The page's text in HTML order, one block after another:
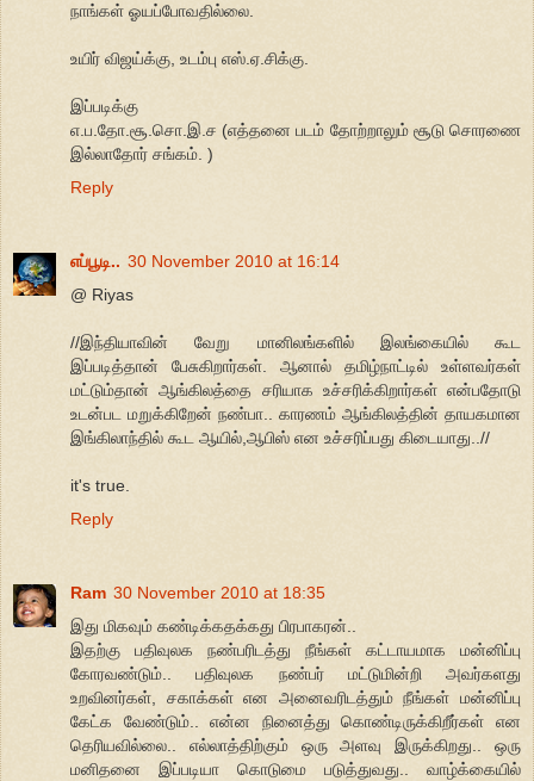
நாங்கள் ஓயப்போவதில்லை.
உயிர் விஜய்க்கு, உடம்பு எஸ்.ஏ.சிக்கு.
இப்படிக்கு
எ.ப.தோ.சூ.சொ.இ.ச (எத்தனை படம் தோற்றாலும் சூடு சொரணை
இல்லாதோர் சங்கம். )
Reply
எப்பூடி.. 30 November 2010 at 16:14
@ Riyas
//இந்தியாவின் வேறு மானிலங்களில் இலங்கையில் கூட
இப்படித்தான் பேசுகிறார்கள். ஆனால் தமிழ்நாட்டில் உள்ளவர்கள்
மட்டும்தான் ஆங்கிலத்தை சரியாக உச்சரிக்கிறார்கள் என்பதோடு
உடன்பட மறுக்கிறேன் நண்பா.. காரணம் ஆங்கிலத்தின் தாயகமான
இங்கிலாந்தில் கூட ஆயில்,ஆபிஸ் என உச்சரிப்பது கிடையாது..//
it's true.
Reply
Ram 30 November 2010 at 18:35
இது மிகவும் கண்டிக்கதக்கது பிரபாகரன்..
இதற்கு பதிவுலக நண்பரிடத்து நீங்கள் கட்டாயமாக மன்னிப்பு
கோரவண்டும்.. பதிவுலக நண்பர் மட்டுமின்றி அவர்களது
உறவினர்கள், சகாக்கள் என அனைவரிடத்தும் நீங்கள் மன்னிப்பு
கேட்க வேண்டும்.. என்ன நினைத்து கொண்டிருக்கிறீர்கள் என
தெரியவில்லை.. எல்லாத்திற்கும் ஒரு அளவு இருக்கிறது.. ஒரு
மனிதனை இப்படியா கொடுமை படுத்துவது.. வாழ்க்கையில்